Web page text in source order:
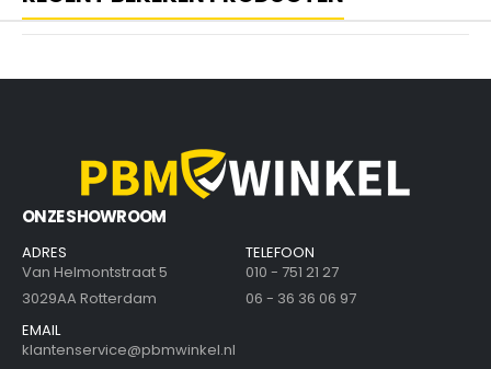
ONZE SHOWROOM
ADRES
Van Helmontstraat 5
3029AA Rotterdam
TELEFOON
010 - 751 21 27
06 - 36 36 06 97
EMAIL
klantenservice@pbmwinkel.nl